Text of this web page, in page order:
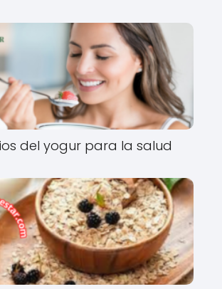
del yogur para la salud